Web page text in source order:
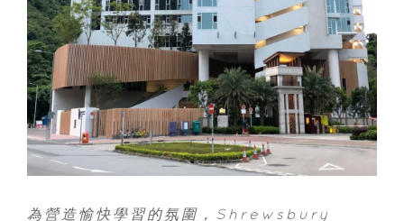
為營造愉快學習的氛圍，Shrewsbury